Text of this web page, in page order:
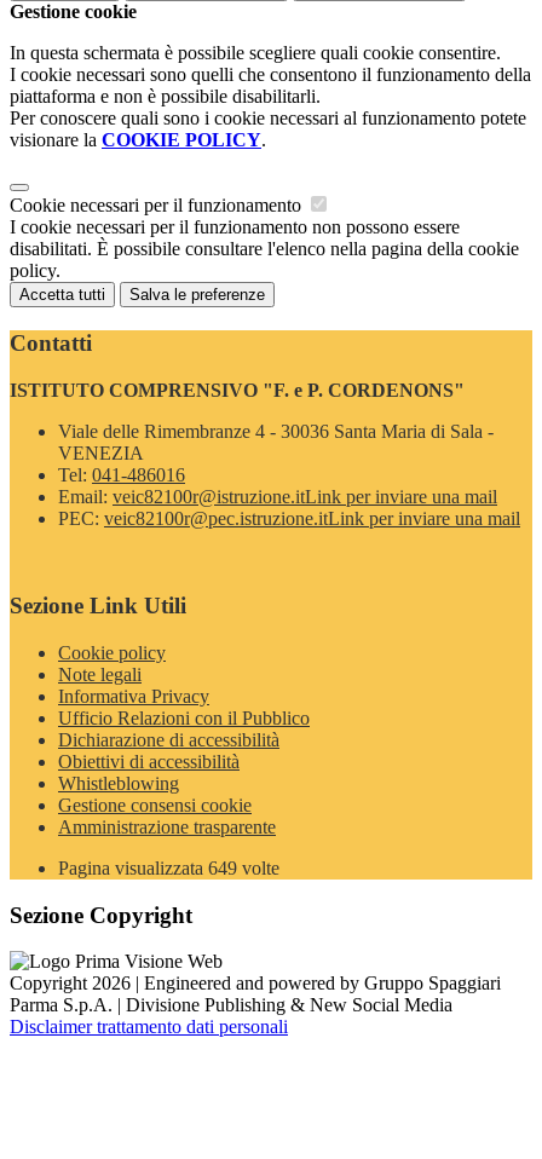
Gestione cookie
In questa schermata è possibile scegliere quali cookie consentire.
I cookie necessari sono quelli che consentono il funzionamento della
piattaforma e non è possibile disabilitarli.
Per conoscere quali sono i cookie necessari al funzionamento potete
visionare la COOKIE POLICY.
Cookie necessari per il funzionamento
I cookie necessari per il funzionamento non possono essere
disabilitati. È possibile consultare l'elenco nella pagina della cookie
policy.
Accetta tutti Salva le preferenze
Contatti
ISTITUTO COMPRENSIVO "F. e P. CORDENONS"
Viale delle Rimembranze 4 - 30036 Santa Maria di Sala -
VENEZIA
Tel: 041-486016
Email: veic82100r@istruzione.itLink per inviare una mail
PEC: veic82100r@pec.istruzione.itLink per inviare una mail
Sezione Link Utili
Cookie policy
Note legali
Informativa Privacy
Ufficio Relazioni con il Pubblico
Dichiarazione di accessibilità
Obiettivi di accessibilità
Whistleblowing
Gestione consensi cookie
Amministrazione trasparente
Pagina visualizzata 649 volte
Sezione Copyright
Copyright 2026 | Engineered and powered by Gruppo Spaggiari
Parma S.p.A. | Divisione Publishing & New Social Media
Disclaimer trattamento dati personali